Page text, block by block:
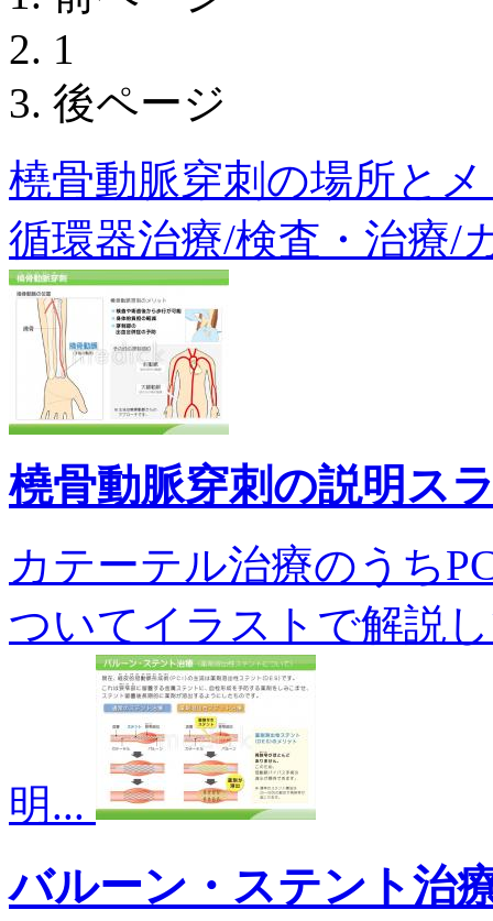
1
後ページ
橈骨動脈穿刺の場所と
循環器治療/検査・治療/
橈骨動脈穿刺の説明ス
カテーテル治療のうち
ついてイラストで解説
明...
バルーン・ステント治